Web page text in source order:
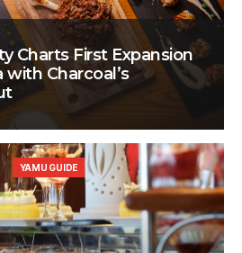
Charts First Expansion
Charcoal’s
YAMU GUIDE